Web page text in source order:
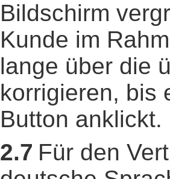
Bildschirm
Kunde im
lange über die
korrigieren, bis
Button anklickt.
2.7 Für den